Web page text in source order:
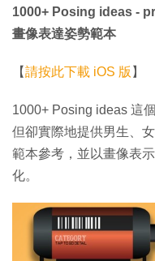
1000+ Posing ideas -
畫像表達姿勢範本
【請按此下載 iOS 版 】
1000+ Posing ideas 這
但卻實際地提供男生、
範本參考，並以畫像表
化。